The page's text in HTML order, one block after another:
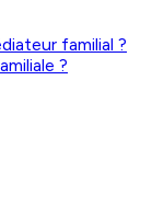
familial ?
?